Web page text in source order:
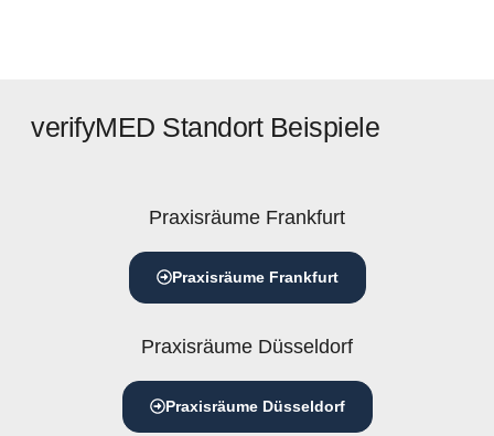
verifyMED Standort Beispiele
Praxisräume Frankfurt
Praxisräume Frankfurt
Praxisräume Düsseldorf
Praxisräume Düsseldorf